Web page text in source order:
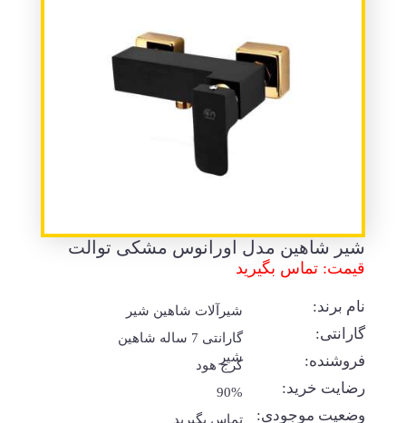
شیر شاهین مدل اورانوس مشکی توالت
قیمت: تماس بگیرید
نام برند: شیرآلات شاهین شیر
گارانتی:
گارانتی 7 ساله شاهین
شیر
فروشنده: کرج هود
رضایت خرید: 90%
وضعیت موجودی: تماس بگیرید